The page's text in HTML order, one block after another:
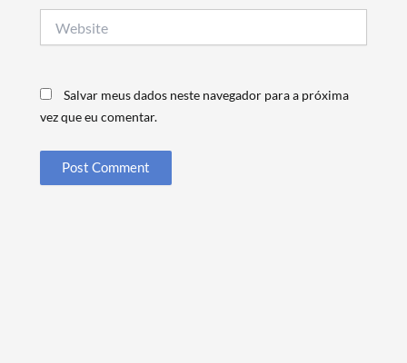
Salvar meus dados neste navegador para a próxima
vez que eu comentar.